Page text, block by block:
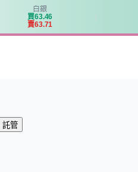
白銀
買63.46
賣63.71
託管